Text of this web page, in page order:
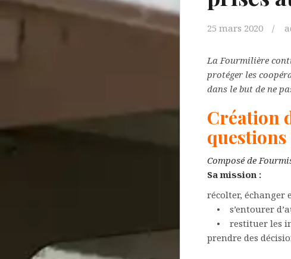
25 mars 2020
La Fourmilière
protéger les
dans le but de ne
Création
Composé de
Sa mission :
récolter,
• s’entourer
• restituer les
prendre des